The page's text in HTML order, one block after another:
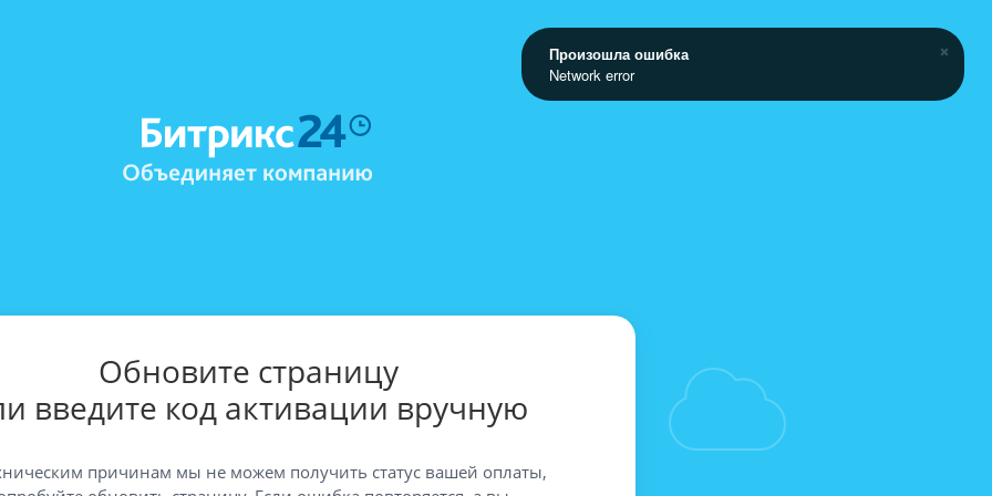
Обновите страницу
введите код активации вручную
причинам мы не можем получить статус вашей оплаты,
Произошла ошибка
Network error